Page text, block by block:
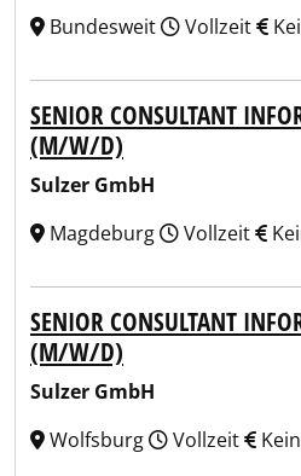
Bundesweit
Vollzeit
SENIOR CONSULTANT
(M/W/D)
Sulzer GmbH
Magdeburg
Vollzeit
SENIOR CONSULTANT
(M/W/D)
Sulzer GmbH
Wolfsburg
Vollzeit